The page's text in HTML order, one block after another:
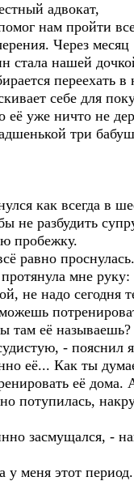
адвокат,
нам пройти
Через месяц
стала нашей
переехать в
себе для
её уже ничто не
три
как всегда в
не разбудить
пробежку.
равно
мне руку:
не надо сегодня
там её называешь?
- пояснил
её... Как ты
её дома.
потупилась,
засмущался, -
меня этот